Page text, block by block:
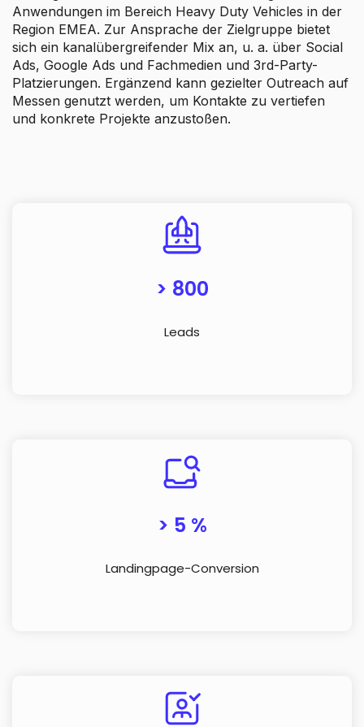
Anwendungen im Bereich Heavy Duty Vehicles in der
Region EMEA. Zur Ansprache der Zielgruppe bietet
sich ein kanalübergreifender Mix an, u. a. über Social
Ads, Google Ads und Fachmedien und 3rd-Party-
Platzierungen. Ergänzend kann gezielter Outreach auf
Messen genutzt werden, um Kontakte zu vertiefen
und konkrete Projekte anzustoßen.
> 800
Leads
> 5 %
Landingpage-Conversion